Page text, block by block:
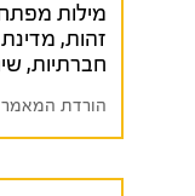
מילות
זהות,
חברתיות,
הורדת